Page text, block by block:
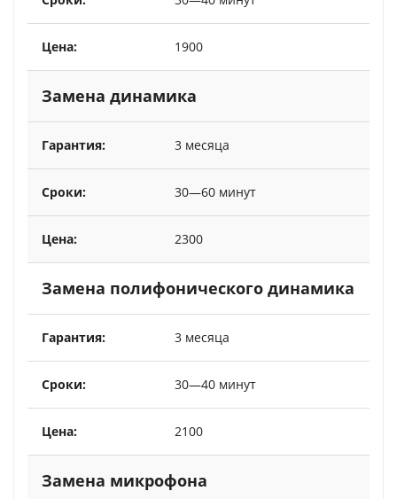
1900
Замена динамика
3 месяца
30—60 минут
2300
Замена полифонического динамика
3 месяца
30—40 минут
2100
Замена микрофона